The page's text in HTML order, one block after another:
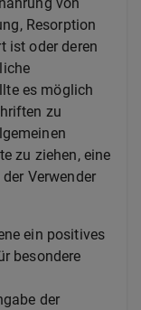
von
Resorption
ist oder deren
es möglich
zu
zu ziehen, eine
Verwender
ein positives
besondere
der